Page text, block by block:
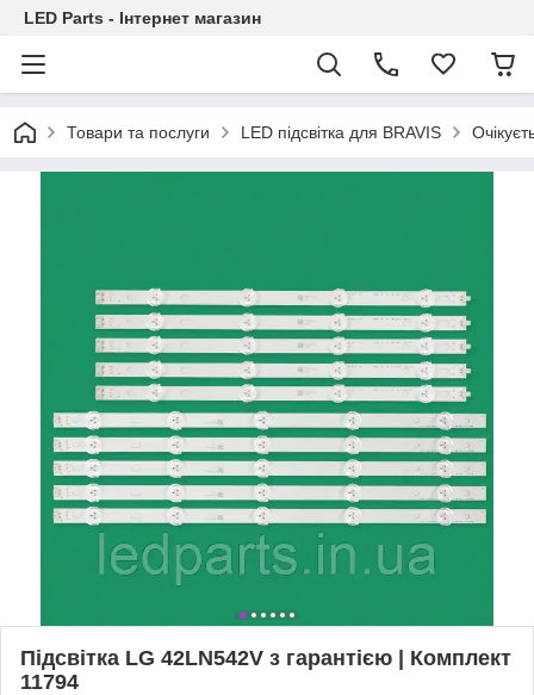
LED Parts - Інтернет магазин
Товари та послуги LED підсвітка для BRAVIS
Підсвітка LG 42LN542V з гарантією | Комплект
11794